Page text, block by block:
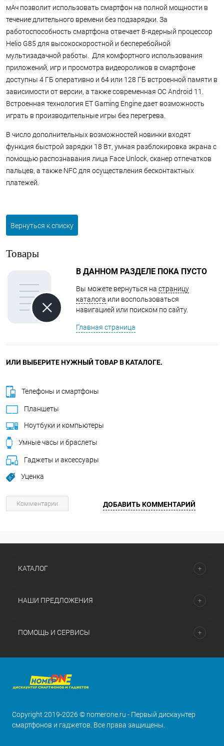
мАч позволит использовать смартфон на полной мощности в
течение длительного времени без подзарядки. За
работоспособность смартфона отвечает 8-ядерный процессор
Helio G85 для высокоскоростной и бесперебойной
мультизадачной работы. Для комфортного использования
приложений, игр и просмотра видеороликов в смартфоне
доступны 4 ГБ оперативно и 64 или 128 ГБ встроенной памяти в
зависимости от версии, а также современная ОС Android 11.
Встроенная технология ET Gaming Engine дает возможность
играть в производительные игры без перегрева.
В число дополнительных возможностей новинки входят
функция быстрой зарядки 18 Вт, умная разблокировка экрана с
помощью распознавания лица Face Unlock, сканер отпечатков
пальцев, а также NFC для осуществления бесконтактных
платежей.
Вернуться к списку
Товары
В ДАННОМ РАЗДЕЛЕ ПОКА ПУСТО
Вы можете вернуться на страницу
каталога или воспользоваться
навигацией или поиском по сайту.
Главная страница
ИЛИ ВЫБЕРИТЕ НУЖНЫЙ ТОВАР В КАТАЛОГЕ.
Телефоны и смартфоны
Планшеты
Ноутбуки и компьютеры
Умные часы и браслеты
Гаджеты и аксессуары
Уценка
Комментарии ДОБАВИТЬ КОММЕНТАРИЙ
КАТАЛОГ
НАШИ ПРЕДЛОЖЕНИЯ
ПОМОЩЬ И СЕРВИСЫ
Copyright 2019-2026 © nomerone.ru - Первый дискаунтер
смартфонов и гаджетов. Все права защищены.